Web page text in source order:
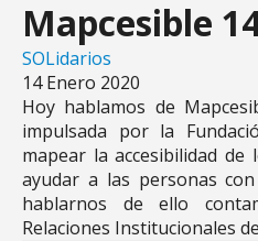
Mapcesible
SOLidarios
14 Enero 2020
Hoy hablamos de
impulsada por la
mapear la accesibilidad
ayudar a las personas
hablarnos de ello
Relaciones Institucionales